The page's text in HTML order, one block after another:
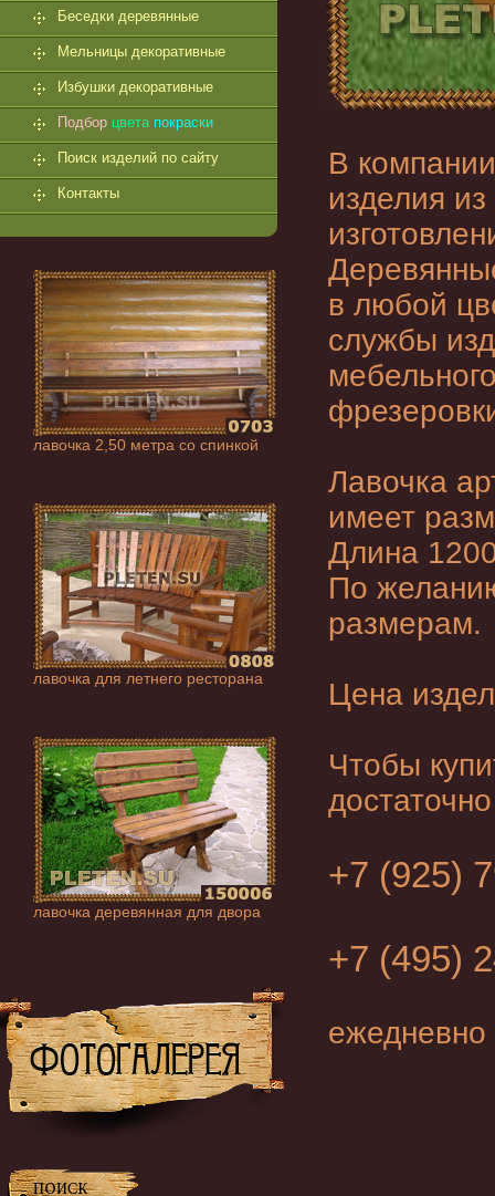
Беседки деревянные
Мельницы декоративные
Избушки декоративные
Подбор цвета покраски
Поиск изделий по сайту
Контакты
лавочка 2,50 метра со спинкой
лавочка для летнего ресторана
лавочка деревянная для двора
В
изделия
в любой
службы
Лавочка
имеет
Длина
По
размерам.
Цена
Чтобы
+7 (925)
+7 (495)